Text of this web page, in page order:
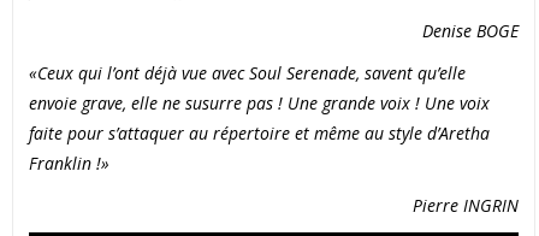
Denise BOGE
«Ceux qui l’ont déjà vue avecSoul Serenade, savent qu’elle
envoie grave, elle ne susurre pas ! Une grande voix ! Une voix
faite pour s’attaquer au répertoire et même au style d’Aretha
Franklin !»
Pierre INGRIN